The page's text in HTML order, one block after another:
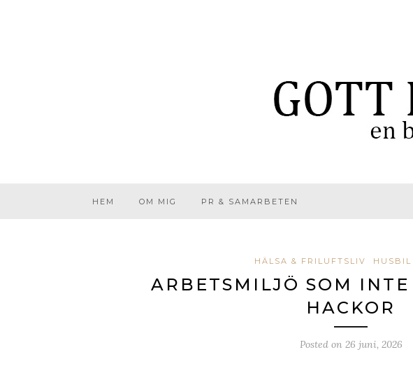
HEM OM MIG PR & SAMARBETEN
HÄLSA & FRILUFTSLIV HUSBIL
ARBETSMILJÖ SOM
HACKOR
Posted on 26 juni, 2026